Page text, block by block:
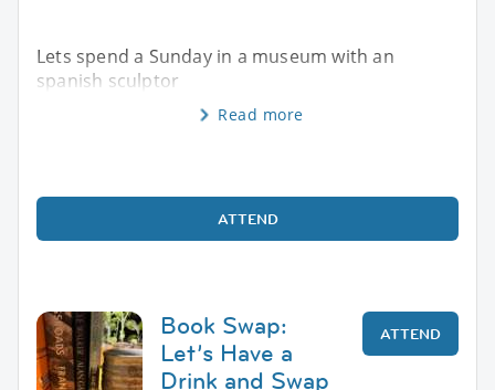
Lets spend a Sunday in a museum with an
spanish sculptor
Read more
ATTEND
Book Swap:
Let’s Have a
Drink and Swap
ATTEND